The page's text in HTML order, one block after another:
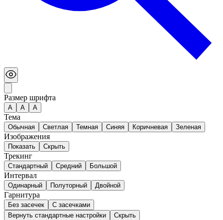
Размер шрифта
А A A
Тема
Обычная Светлая Темная Синяя Коричневая Зеленая
Изображения
Показать Скрыть
Трекинг
Стандартный Средний Большой
Интервал
Одинарный Полуторный Двойной
Гарнитура
Без засечек
С засечками
Вернуть стандартные настройки
Скрыть